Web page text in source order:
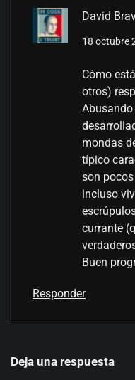
David
18 octubre
Cómo
otros)
mondas
típico
son
incluso
currante
Buen
Responder
Deja una respuesta